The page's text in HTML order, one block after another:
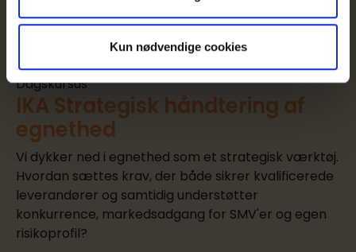
Kun nødvendige cookies
Dagskursus
IKA Strategisk håndtering af
egnethed
Vi dykker ned i egnethed som et strategisk værktøj.
Hvordan sættes krav, der både sikrer kvalificerede
leverandører og samtidig understøtter
konkurrence, markedsadgang for SMV'er og egen
risikoprofil?